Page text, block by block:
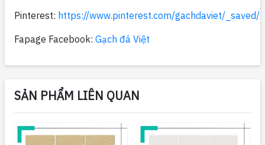
Pinterest: https://www.pinterest.com/gachdaviet/_saved/
Fapage Facebook: Gạch đá Việt
SẢN PHẨM LIÊN QUAN